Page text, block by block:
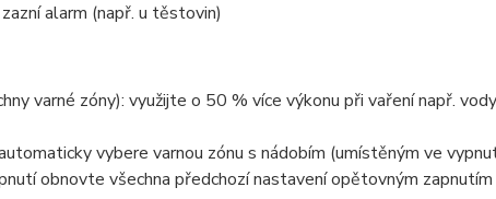
alarm (např. u těstovin)
varné zóny): využijte o 50 % více výkonu při vaření např.
vybere varnou zónu s nádobím (umístěným ve
obnovte všechna předchozí nastavení opětovným